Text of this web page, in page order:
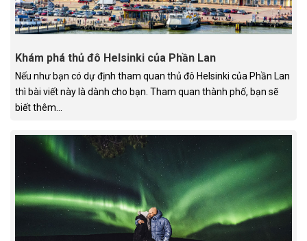
Khám phá thủ đô Helsinki của Phần Lan
Nếu như bạn có dự định tham quan thủ đô Helsinki của Phần Lan
thì bài viết này là dành cho bạn. Tham quan thành phố, bạn sẽ
biết thêm...